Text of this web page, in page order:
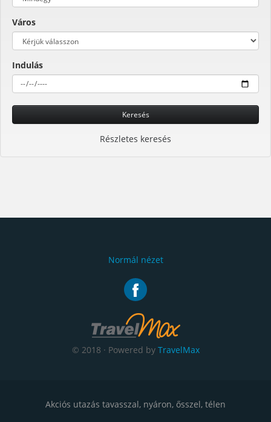
Város
Indulás
Keresés
Részletes keresés
Normál nézet
© 2018 · Powered by TravelMax
Akciós utazás tavasszal, nyáron, ősszel, télen